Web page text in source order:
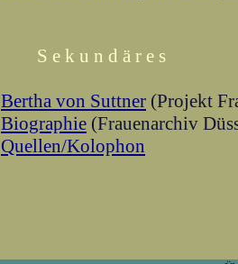
S e k u n d ä r e s
Bertha von Suttner (Projekt
Biographie (Frauenarchiv
Quellen/Kolophon